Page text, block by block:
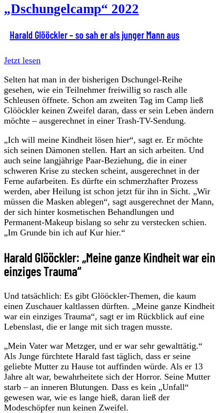
„Dschungelcamp“ 2022
Harald Glööckler – so sah er als junger Mann aus
Jetzt lesen
Selten hat man in der bisherigen Dschungel-Reihe
gesehen, wie ein Teilnehmer freiwillig so rasch alle
Schleusen öffnete. Schon am zweiten Tag im Camp ließ
Glööckler keinen Zweifel daran, dass er sein Leben ändern
möchte – ausgerechnet in einer Trash-TV-Sendung.
„Ich will meine Kindheit lösen hier“, sagt er. Er möchte
sich seinen Dämonen stellen. Hart an sich arbeiten. Und
auch seine langjährige Paar-Beziehung, die in einer
schweren Krise zu stecken scheint, ausgerechnet in der
Ferne aufarbeiten. Es dürfte ein schmerzhafter Prozess
werden, aber Heilung ist schon jetzt für ihn in Sicht. „Wir
müssen die Masken ablegen“, sagt ausgerechnet der Mann,
der sich hinter kosmetischen Behandlungen und
Permanent-Makeup bislang so sehr zu verstecken schien.
„Im Grunde bin ich auf Kur hier.“
Harald Glööckler: „Meine ganze Kindheit war ein
einziges Trauma“
Und tatsächlich: Es gibt Glööckler-Themen, die kaum
einen Zuschauer kaltlassen dürften. „Meine ganze Kindheit
war ein einziges Trauma“, sagt er im Rückblick auf eine
Lebenslast, die er lange mit sich tragen musste.
„Mein Vater war Metzger, und er war sehr gewalttätig.“
Als Junge fürchtete Harald fast täglich, dass er seine
geliebte Mutter zu Hause tot auffinden würde. Als er 13
Jahre alt war, bewahrheitete sich der Horror. Seine Mutter
starb – an inneren Blutungen. Dass es kein „Unfall“
gewesen war, wie es lange hieß, daran ließ der
Modeschöpfer nun keinen Zweifel.